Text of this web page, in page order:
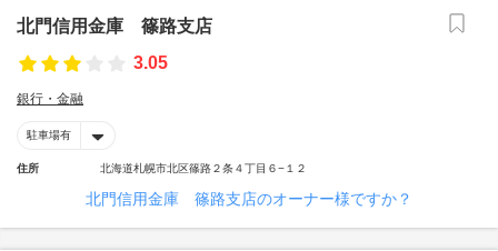
北門信用金庫 篠路支店
3.05
銀行・金融
駐車場有
住所 北海道札幌市北区篠路２条４丁目６−１２
北門信用金庫 篠路支店のオーナー様ですか？